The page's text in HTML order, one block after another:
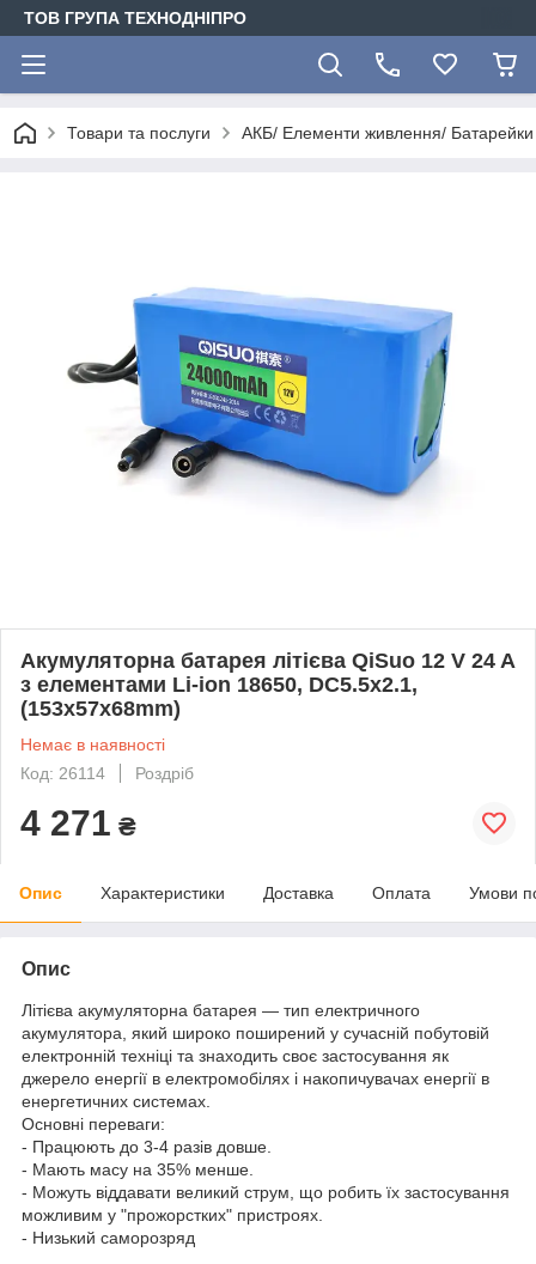
ТОВ ГРУПА ТЕХНОДНІПРО
Товари та послуги АКБ/ Елементи живлення/ Батарейки
Акумуляторна батарея літієва QiSuo 12 V 24 A
з елементами Li-ion 18650, DC5.5x2.1,
(153x57x68mm)
Немає в наявності
Код: 26114
Роздріб
4 271 ₴
Опис Характеристики Доставка Оплата Умови
Опис
Літієва акумуляторна батарея — тип електричного
акумулятора, який широко поширений у сучасній побутовій
електронній техніці та знаходить своє застосування як
джерело енергії в електромобілях і накопичувачах енергії в
енергетичних системах.
Основні переваги:
- Працюють до 3-4 разів довше.
- Мають масу на 35% менше.
- Можуть віддавати великий струм, що робить їх застосування
можливим у "прожорстких" пристроях.
- Низький саморозряд